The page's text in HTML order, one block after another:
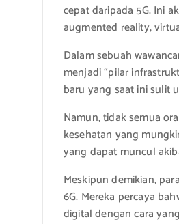
cepat daripada 5G. Ini
augmented reality,
Dalam sebuah
menjadi “pilar
baru yang saat ini sulit
Namun, tidak semua
kesehatan yang
yang dapat muncul
Meskipun demikian,
6G. Mereka percaya
digital dengan cara